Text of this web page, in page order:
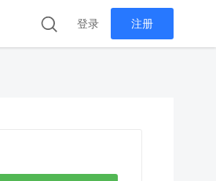
登录 注册